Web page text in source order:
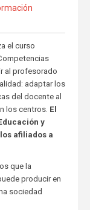
el curso
al profesorado
adaptar los
del docente al
los centros. El
y
afiliados a
que la
producir en
sociedad